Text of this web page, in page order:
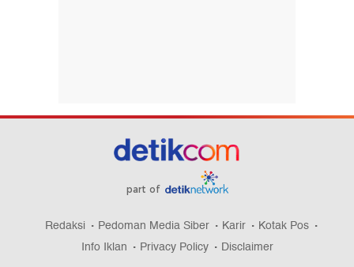
part of
Redaksi Pedoman Media Siber Karir
Kotak Pos
Info Iklan
Privacy Policy Disclaimer